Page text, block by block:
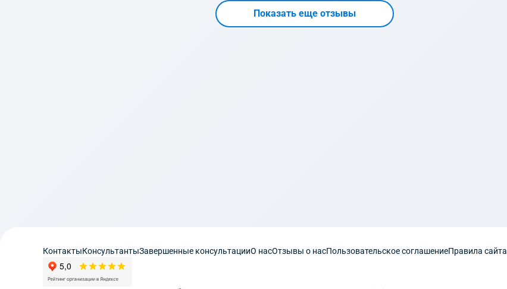
Показать еще отзывы
КонтактыКонсультантыЗавершенные консультацииО насОтзывы о насПользовательское соглашениеПравила сайта